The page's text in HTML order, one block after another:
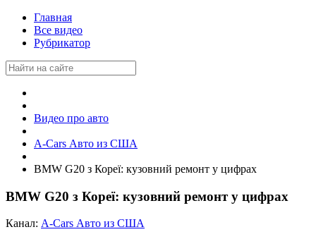
Главная
Все видео
Рубрикатор
Видео про авто
A-Cars Авто из США
BMW G20 з Кореї: кузовний ремонт у цифрах
BMW G20 з Кореї: кузовний ремонт у цифрах
Канал: A-Cars Авто из США